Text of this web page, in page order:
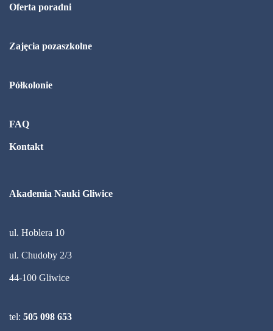
Oferta poradni
Zajęcia pozaszkolne
Półkolonie
FAQ
Kontakt
Akademia Nauki Gliwice
ul. Hoblera 10
ul. Chudoby 2/3
44-100 Gliwice
tel: 505 098 653